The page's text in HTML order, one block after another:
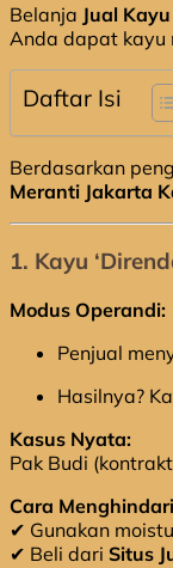
Belanja Jual
Anda dapat kayu
Daftar Isi
Berdasarkan
Meranti Jakarta
1. Kayu
Modus Operandi:
Penjual
Hasilnya?
Kasus Nyata:
Pak Budi
Cara
✔ Gunakan
✔ Beli dari Situs